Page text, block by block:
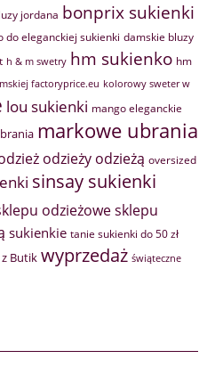
jordana bonprix sukienki
do eleganckiej sukienki damskie bluzy
h & m swetry hm sukienko hm
factoryprice.eu kolorowy sweter w
lou sukienki mango eleganckie
markowe ubrania
odzieży odzieżą oversized
sinsay sukienki
odzieżowesklepu
sukienkie tanie sukienki do 50 zł
Butik wyprzedaż świąteczne